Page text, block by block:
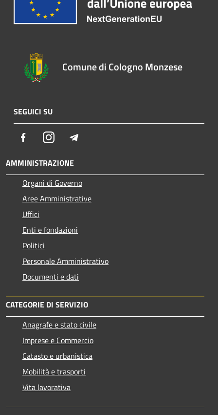
Comune di Cologno Monzese
SEGUICI SU
FacebookInstagram
AMMINISTRAZIONE
Organi di Governo
Aree Amministrative
Uffici
Enti e fondazioni
Politici
Personale Amministrativo
Documenti e dati
CATEGORIE DI SERVIZIO
Anagrafe e stato civile
Imprese e Commercio
Catasto e urbanistica
Mobilità e trasporti
Vita lavorativa